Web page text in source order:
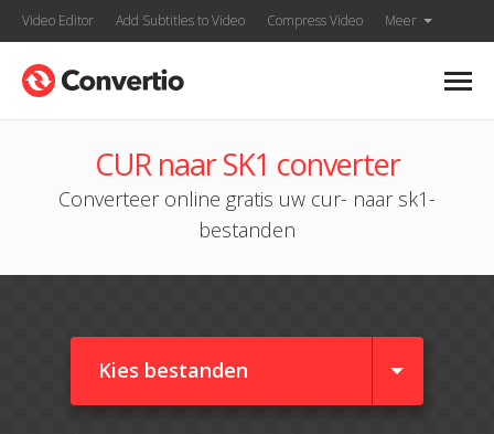
Video Editor Add Subtitles to Video Compress Video Meer
CUR naar SK1 converter
Converteer online gratis uw cur- naar sk1-
bestanden
Kies bestanden